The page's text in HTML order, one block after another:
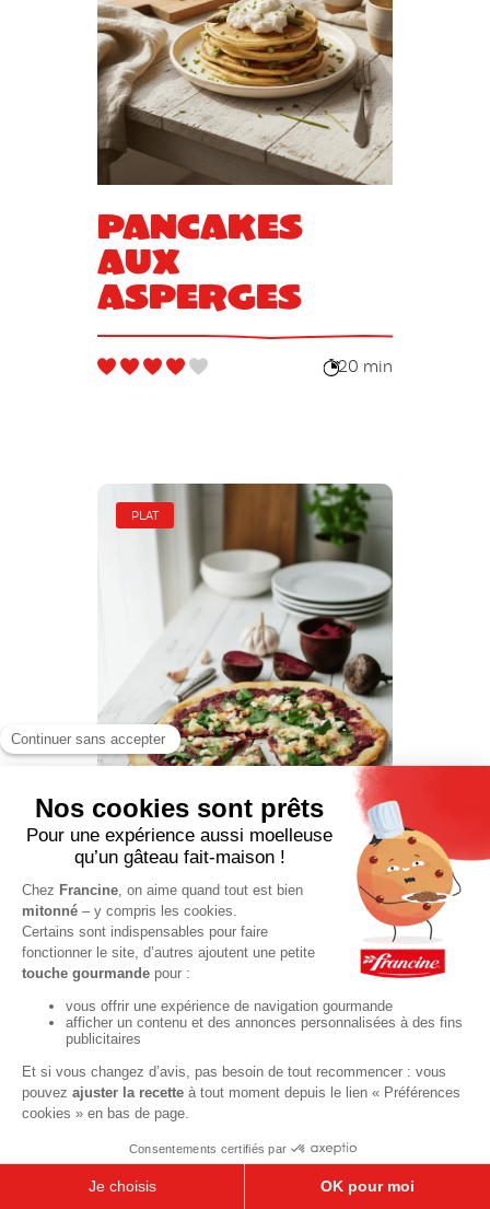
Pancakes
aux
asperges
20 min
PLAT
Pizza
végétarienne
chèvre –
betterave